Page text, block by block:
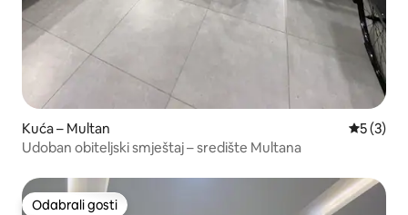
Kuća – Multan
5 (3)
Udoban obiteljski smještaj – središte Multana
Odabrali gosti